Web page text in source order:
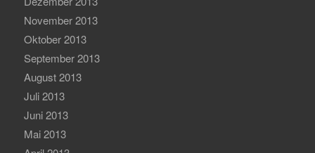
November 2013
Oktober 2013
September 2013
August 2013
Juli 2013
Juni 2013
Mai 2013